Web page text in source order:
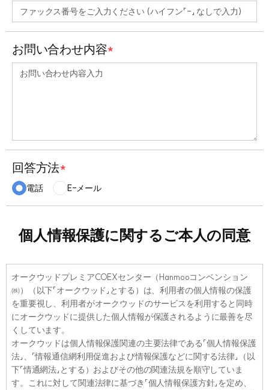
お問い合わせ内容*
回答方法*
電話 E-メール
個人情報保護に関するご本人の同意
オークウッドプレミアCOEXセンター（Hanmooコンベンション
㈱）（以下「オークウッド」とする）は、利用者の個人情報の保護
を重要視し、利用者がオークウッドのサービスを利用すると同時
にオークウッドに提供した個人情報が保護されるように最善を尽
くしています。
オークウッドは個人情報保護関連の主要法律である「個人情報保護
法」、「情報通信網利用促進および情報保護などに関する法律」（以
下「情通網法」とする）およびその他の関連法規を順守していま
す。これに対して関連法律に基づき「個人情報保護方針」を定め、